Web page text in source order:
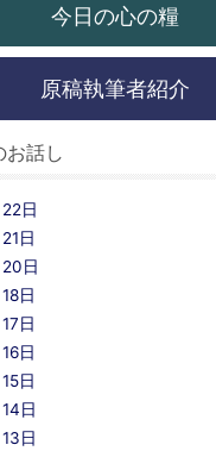
今日の心の糧
原稿執筆者紹介
お話し
日
日
日
日
日
日
日
日
日